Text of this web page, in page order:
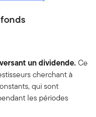
un dividende. Ce
cherchant à
qui sont
les périodes